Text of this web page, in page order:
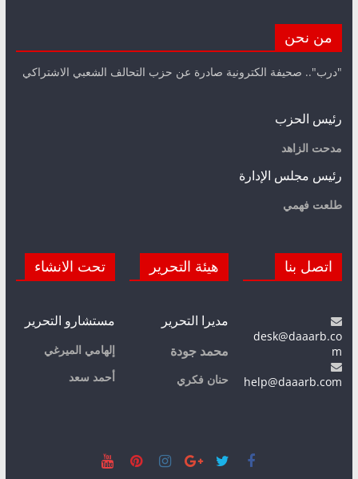
من نحن
"درب".. صحيفة الكترونية صادرة عن حزب التحالف الشعبي الاشتراكي
رئيس الحزب
مدحت الزاهد
رئيس مجلس الإدارة
طلعت فهمي
اتصل بنا
desk@daaarb.co
m
help@daaarb.com
هيئة التحرير
مديرا التحرير
محمد جودة
حنان فكري
تحت الانشاء
مستشارو التحرير
إلهامي الميرغي
أحمد سعد